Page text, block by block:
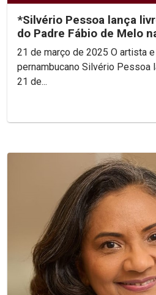
*Silvério Pessoa lança
do Padre Fábio de Melo
de...
21 de março de 2025 O artista e também pesquisador
pernambucano Silvério Pessoa
21 de...